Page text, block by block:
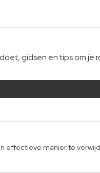
gidsen en tips om je
effectieve manier te